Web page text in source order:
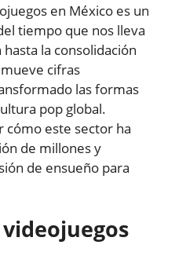
en México es un
tiempo que nos lleva
la consolidación
cifras
las formas
pop global.
cómo este sector ha
de millones y
de ensueño para